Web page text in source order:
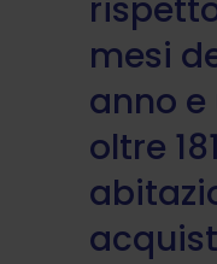
mesi
anno
oltre